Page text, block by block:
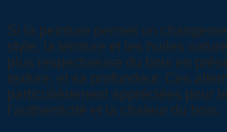
Si la peinture permet un
style, la teinture et les huiles
plus respectueuse du bois en
texture, et sa profondeur. Ces
particulièrement appréciées pour
l’authenticité et la chaleur du bois.